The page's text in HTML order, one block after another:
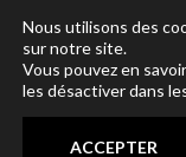
Copyright ©
Nous utilisons des
sur notre site.
Vous pouvez en
les désactiver dans
ACCEPTER